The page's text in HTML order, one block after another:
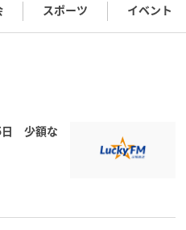
スポーツ イベント
日 少額な